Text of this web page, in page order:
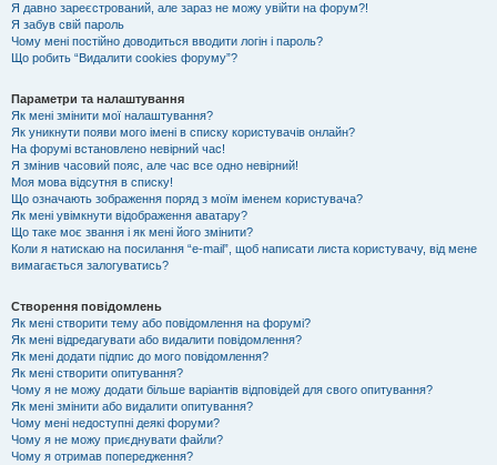
Я давно зареєстрований, але зараз не можу увійти на форум?!
Я забув свій пароль
Чому мені постійно доводиться вводити логін і пароль?
Що робить “Видалити cookies форуму”?
Параметри та налаштування
Як мені змінити мої налаштування?
Як уникнути появи мого імені в списку користувачів онлайн?
На форумі встановлено невірний час!
Я змінив часовий пояс, але час все одно невірний!
Моя мова відсутня в списку!
Що означають зображення поряд з моїм іменем користувача?
Як мені увімкнути відображення аватару?
Що таке моє звання і як мені його змінити?
Коли я натискаю на посилання “e-mail”, щоб написати листа користувачу, від мене
вимагається залогуватись?
Створення повідомлень
Як мені створити тему або повідомлення на форумі?
Як мені відредагувати або видалити повідомлення?
Як мені додати підпис до мого повідомлення?
Як мені створити опитування?
Чому я не можу додати більше варіантів відповідей для свого опитування?
Як мені змінити або видалити опитування?
Чому мені недоступні деякі форуми?
Чому я не можу приєднувати файли?
Чому я отримав попередження?